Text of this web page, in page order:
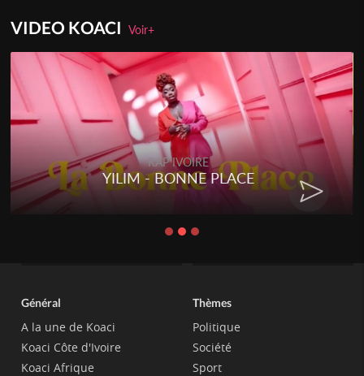
VIDEO KOACIVoir+
RAP IVOIRE
YILIM - BONNE PLACE
Général
A la une de Koaci
Koaci Côte d'Ivoire
Koaci Afrique
Thèmes
Politique
Société
Sport